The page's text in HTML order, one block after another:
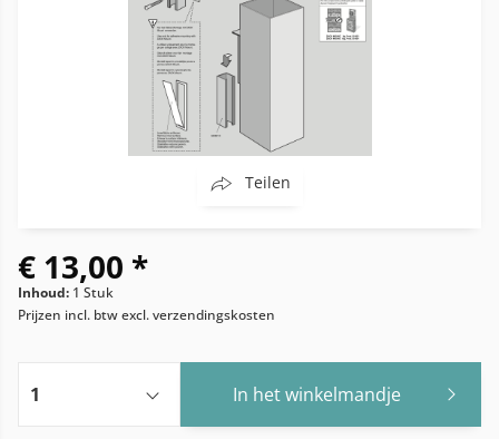
Teilen
€ 13,00 *
Inhoud: 1 Stuk
Prijzen incl. btwexcl. verzendingskosten
In het winkelmandje